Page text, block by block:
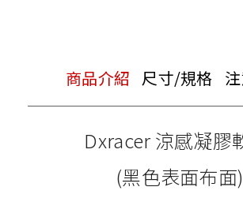
商品介紹 尺寸/規格
Dxracer 涼感凝膠
(黑色表面布面)